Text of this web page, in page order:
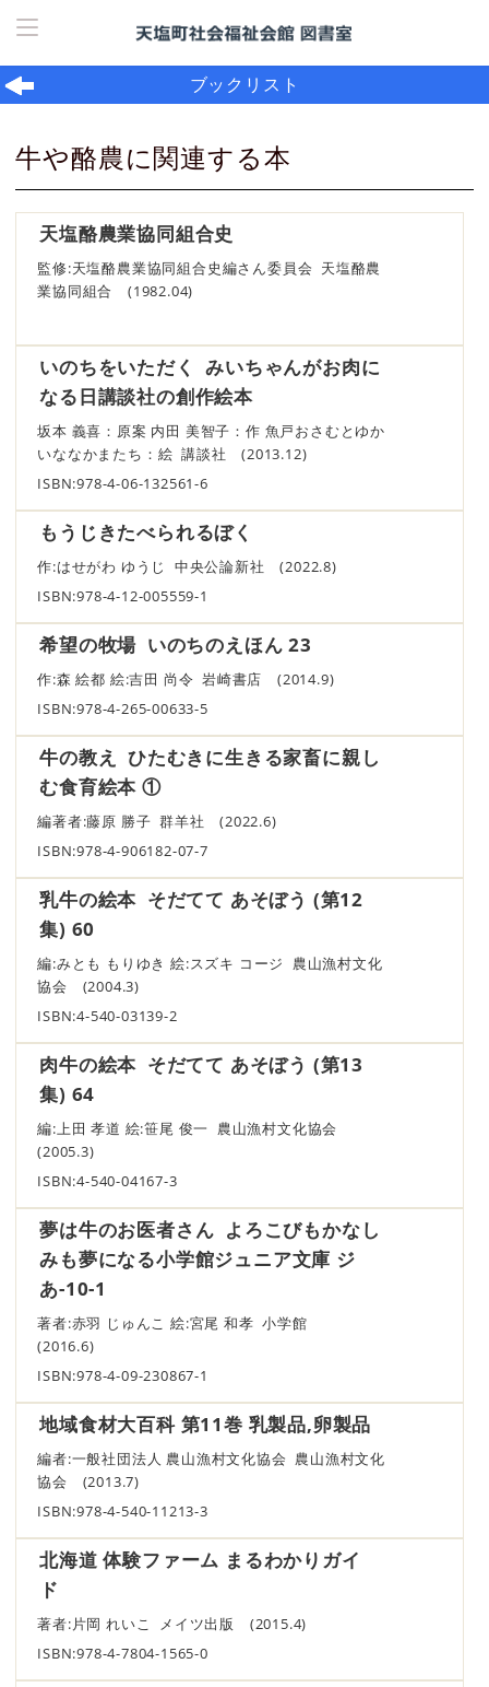
ホーム
ブックリスト
牛や酪農に関連する本
天塩酪農業協同組合史
監修:天塩酪農業協同組合史編さん委員会 天塩酪農
業協同組合 (1982.04)
いのちをいただく みいちゃんがお肉に
なる日講談社の創作絵本
坂本 義喜：原案 内田 美智子：作 魚戸おさむとゆか
いななかまたち：絵 講談社 (2013.12)
ISBN:978-4-06-132561-6
もうじきたべられるぼく
作:はせがわ ゆうじ 中央公論新社 (2022.8)
ISBN:978-4-12-005559-1
希望の牧場 いのちのえほん 23
作:森 絵都 絵:吉田 尚令 岩崎書店 (2014.9)
ISBN:978-4-265-00633-5
牛の教え ひたむきに生きる家畜に親し
む食育絵本 ①
編著者:藤原 勝子 群羊社 (2022.6)
ISBN:978-4-906182-07-7
乳牛の絵本 そだてて あそぼう (第12
集) 60
編:みとも もりゆき 絵:スズキ コージ 農山漁村文化
協会 (2004.3)
ISBN:4-540-03139-2
肉牛の絵本 そだてて あそぼう (第13
集) 64
編:上田 孝道 絵:笹尾 俊一 農山漁村文化協会
(2005.3)
ISBN:4-540-04167-3
夢は牛のお医者さん よろこびもかなし
みも夢になる小学館ジュニア文庫 ジ
あ-10-1
著者:赤羽 じゅんこ 絵:宮尾 和孝 小学館
(2016.6)
ISBN:978-4-09-230867-1
地域食材大百科 第11巻 乳製品,卵製品
編者:一般社団法人 農山漁村文化協会 農山漁村文化
協会 (2013.7)
ISBN:978-4-540-11213-3
北海道 体験ファーム まるわかりガイ
ド
著者:片岡 れいこ メイツ出版 (2015.4)
ISBN:978-4-7804-1565-0